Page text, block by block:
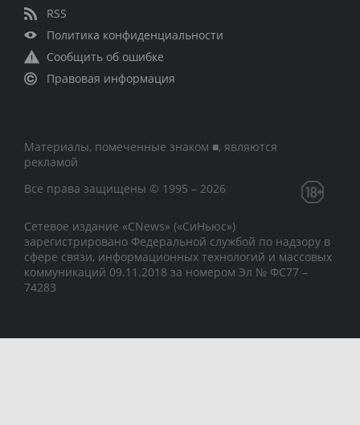
RSS
Политика конфиденциальности
Сообщить об ошибке
Правовая информация
Материалы, помеченные знаком ■, являются
рекламой
Все права защищены © 1995 – 2026
Сетевое издание «CNews» («СиНьюс»)
зарегистрировано Федеральной службой по надзору в
сфере связи, информационных технологий и массовых
коммуникаций 09.11.2018 за номером Эл № ФС77 –
74283